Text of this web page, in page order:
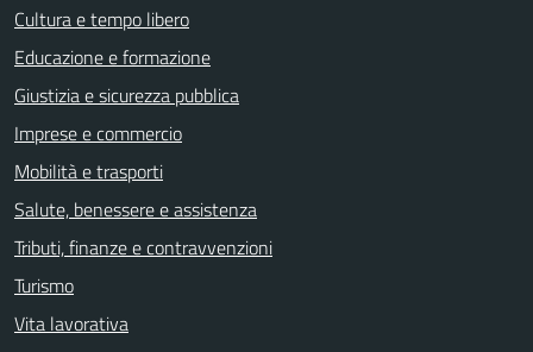
Cultura e tempo libero
Educazione e formazione
Giustizia e sicurezza pubblica
Imprese e commercio
Mobilità e trasporti
Salute, benessere e assistenza
Tributi, finanze e contravvenzioni
Turismo
Vita lavorativa